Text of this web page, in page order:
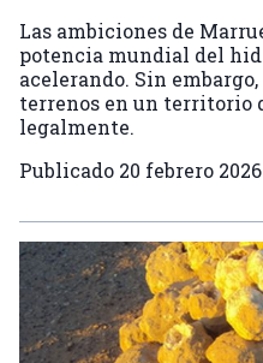
Las ambiciones de
potencia mundial del
acelerando. Sin
terrenos en un territorio
legalmente.
Publicado 20 febrero 2026